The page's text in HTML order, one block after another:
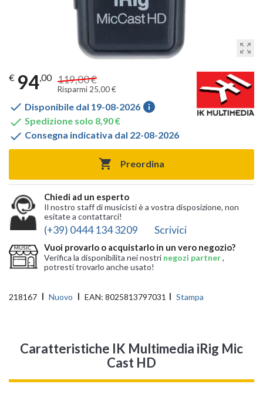
zoom_out_map
€ 94,00 119,00 €
Risparmi 25,00 €
 Disponibile dal 19-08-2026 info
 Spedizione solo 8,90 €
 Consegna indicativa dal 22-08-2026
 Preordina
Chiedi ad un esperto
Il nostro staff di musicisti è a vostra disposizione, non
esitate a contattarci!
(+39) 0444 134 3209 Scrivici
Vuoi provarlo o acquistarlo in un vero negozio?
Verifica la disponibilita nei nostri negozi partner,
potresti trovarlo anche usato!
218167 Nuovo EAN: 8025813797031 Stampa
Caratteristiche IK Multimedia iRig Mic
Cast HD